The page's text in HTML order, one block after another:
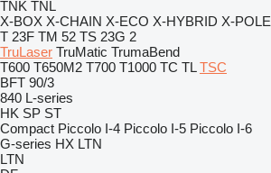
TNK TNL
X-BOX X-CHAIN X-ECO X-HYBRID X-POLE
T 23F TM 52 TS 23G 2
TruLaser TruMatic TrumaBend
T600 T650M2 T700 T1000 TC TL TSC
BFT 90/3
840 L-series
HK SP ST
Compact Piccolo I-4 Piccolo I-5 Piccolo I-6
G-series HX LTN
LTN